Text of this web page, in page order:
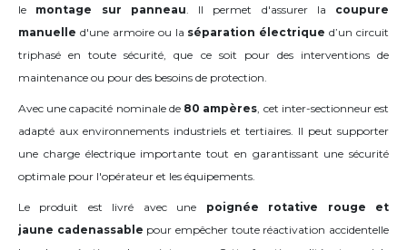
le montage sur panneau. Il permet d'assurer la coupure
manuelle d'une armoire ou la séparation électrique d’un circuit
triphasé en toute sécurité, que ce soit pour des interventions de
maintenance ou pour des besoins de protection.
Avec une capacité nominale de 80 ampères, cet inter-sectionneur est
adapté aux environnements industriels et tertiaires. Il peut supporter
une charge électrique importante tout en garantissant une sécurité
optimale pour l'opérateur et les équipements.
Le produit est livré avec une poignée rotative rouge et
jaune cadenassable pour empêcher toute réactivation accidentelle